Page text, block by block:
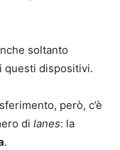
soltanto
questi dispositivi.
però, c’è
di lanes: la
.